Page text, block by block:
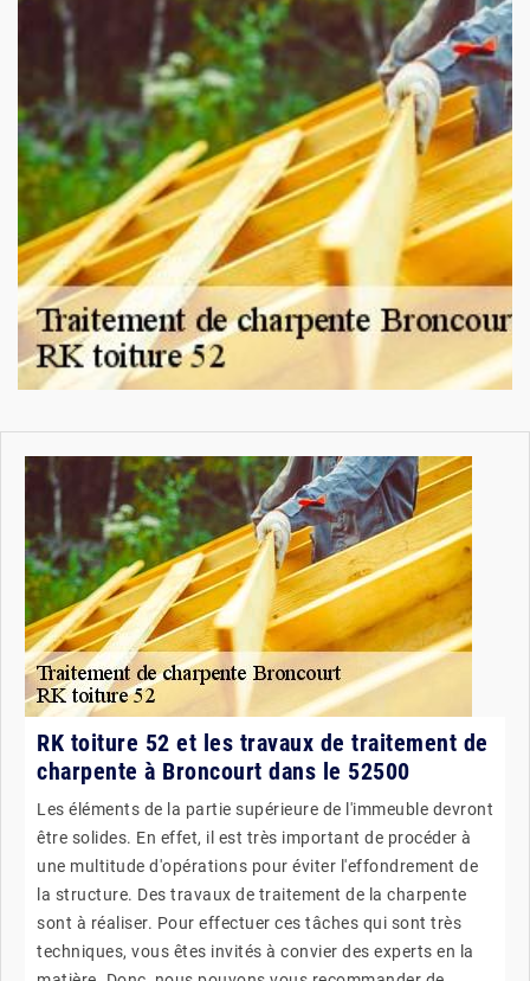
RK toiture 52 et les travaux de traitement de
charpente à Broncourt dans le 52500
Les éléments de la partie supérieure de l'immeuble devront
être solides. En effet, il est très important de procéder à
une multitude d'opérations pour éviter l'effondrement de
la structure. Des travaux de traitement de la charpente
sont à réaliser. Pour effectuer ces tâches qui sont très
techniques, vous êtes invités à convier des experts en la